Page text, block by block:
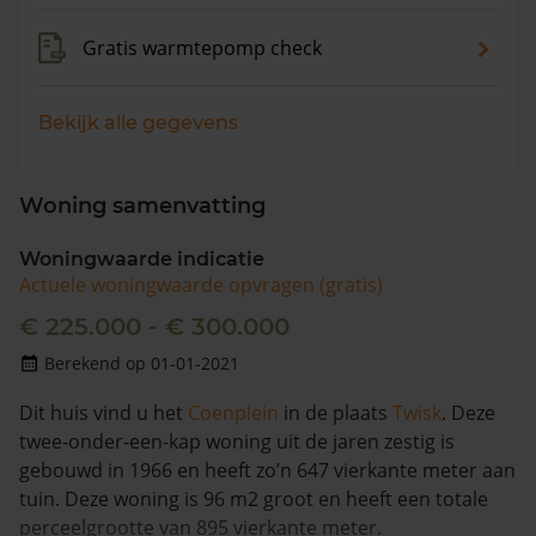
Gratis warmtepomp check
Bekijk alle gegevens
Woning samenvatting
Woningwaarde indicatie
Actuele woningwaarde opvragen (gratis)
€ 225.000 - € 300.000
Berekend op 01-01-2021
Dit huis vind u het Coenplein in de plaats Twisk. Deze
twee-onder-een-kap woning uit de jaren zestig is
gebouwd in 1966 en heeft zo’n 647 vierkante meter aan
tuin. Deze woning is 96 m2 groot en heeft een totale
perceelgrootte van 895 vierkante meter.